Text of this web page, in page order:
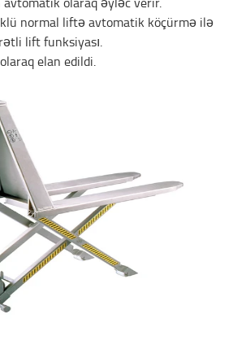
normal liftə avtomatik köçürmə ilə
lift funksiyası.
elan edildi.